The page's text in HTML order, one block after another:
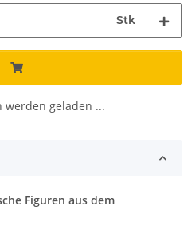
Stk
werden geladen ...
Figuren aus dem